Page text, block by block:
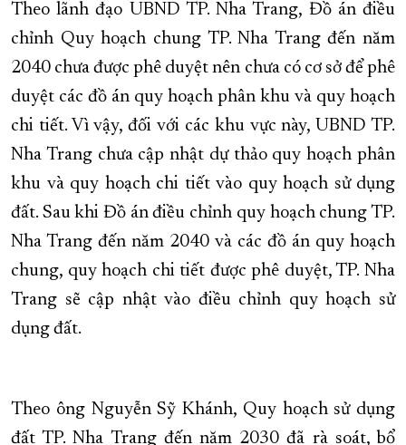
Theo lãnh đạo UBND TP. Nha Trang, Đồ án điều
chỉnh Quy hoạch chung TP. Nha Trang đến năm
2040 chưa được phê duyệt nên chưa có cơ sở để phê
duyệt các đồ án quy hoạch phân khu và quy hoạch
chi tiết. Vì vậy, đối với các khu vực này, UBND TP.
Nha Trang chưa cập nhật dự thảo quy hoạch phân
khu và quy hoạch chi tiết vào quy hoạch sử dụng
đất. Sau khi Đồ án điều chỉnh quy hoạch chung TP.
Nha Trang đến năm 2040 và các đồ án quy hoạch
chung, quy hoạch chi tiết được phê duyệt, TP. Nha
Trang sẽ cập nhật vào điều chỉnh quy hoạch sử
dụng đất.
Theo ông Nguyễn Sỹ Khánh, Quy hoạch sử dụng
đất TP. Nha Trang đến năm 2030 đã rà soát, bổ